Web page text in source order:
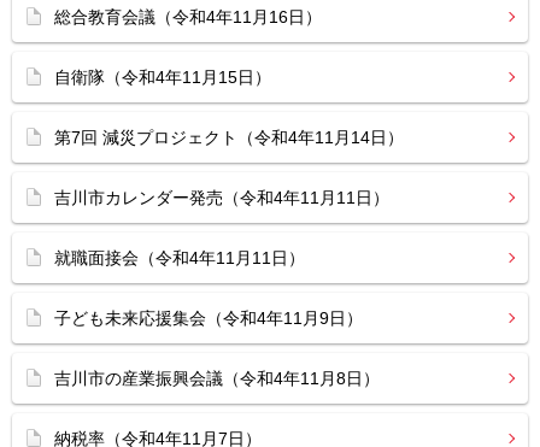
総合教育会議（令和4年11月16日）
自衛隊（令和4年11月15日）
第7回 減災プロジェクト（令和4年11月14日）
吉川市カレンダー発売（令和4年11月11日）
就職面接会（令和4年11月11日）
子ども未来応援集会（令和4年11月9日）
吉川市の産業振興会議（令和4年11月8日）
納税率（令和4年11月7日）